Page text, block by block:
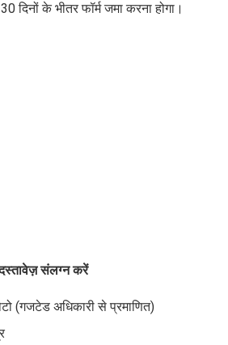
दिनों के भीतर फॉर्म जमा करना होगा।
संलग्न करें
(गजटेड अधिकारी से प्रमाणित)